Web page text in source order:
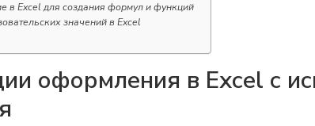
в Excel для создания формул и функций
значений в Excel
оформления в Excel с